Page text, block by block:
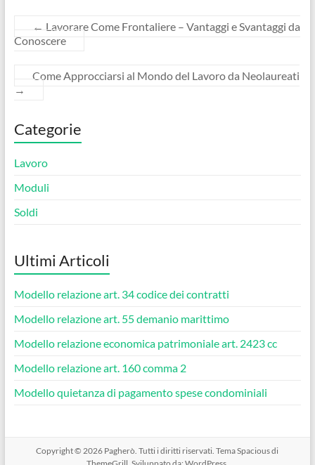
← Lavorare Come Frontaliere – Vantaggi e Svantaggi da
Conoscere
Come Approcciarsi al Mondo del Lavoro da Neolaureati
→
Categorie
Lavoro
Moduli
Soldi
Ultimi Articoli
Modello relazione art. 34 codice dei contratti​
Modello relazione art. 55 demanio marittimo​
Modello relazione economica patrimoniale art. 2423 cc​
Modello relazione art. 160 comma 2​
Modello quietanza di pagamento spese condominiali​
Copyright © 2026 Pagherò. Tutti i diritti riservati. TemaSpaciousdi